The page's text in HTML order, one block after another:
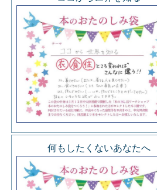
何もしたくないあなたへ